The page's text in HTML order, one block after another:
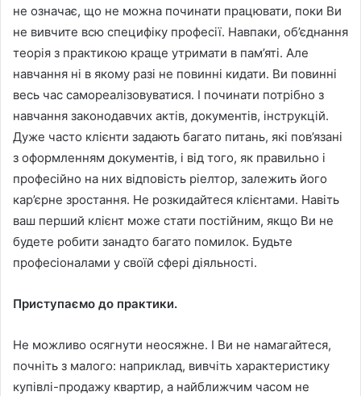
не означає, що не можна починати працювати, поки Ви
не вивчите всю специфіку професії. Навпаки, об’єднання
теорія з практикою краще утримати в пам’яті. Але
навчання ні в якому разі не повинні кидати. Ви повинні
весь час самореалізовуватися. І починати потрібно з
навчання законодавчих актів, документів, інструкцій.
Дуже часто клієнти задають багато питань, які пов’язані
з оформленням документів, і від того, як правильно і
професійно на них відповість ріелтор, залежить його
кар’єрне зростання. Не розкидайтеся клієнтами. Навіть
ваш перший клієнт може стати постійним, якщо Ви не
будете робити занадто багато помилок. Будьте
професіоналами у своїй сфері діяльності.
Приступаємо до практики.
Не можливо осягнути неосяжне. І Ви не намагайтеся,
почніть з малого: наприклад, вивчіть характеристику
купівлі-продажу квартир, а найближчим часом не